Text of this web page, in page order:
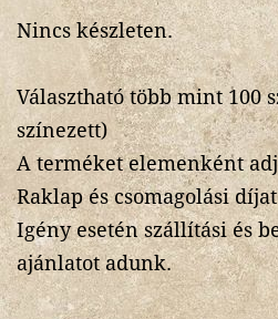
Nincs készleten.
Választható több mint 100
színezett)
A terméket elemenként
Raklap és csomagolási
Igény esetén szállítási és
ajánlatot adunk.